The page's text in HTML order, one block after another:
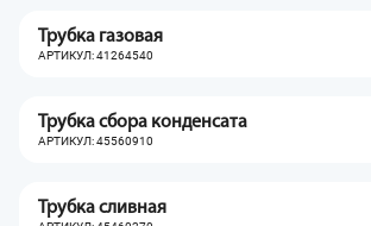
Трубка газовая
АРТИКУЛ: 41264540
Трубка сбора конденсата
АРТИКУЛ: 45560910
Трубка сливная